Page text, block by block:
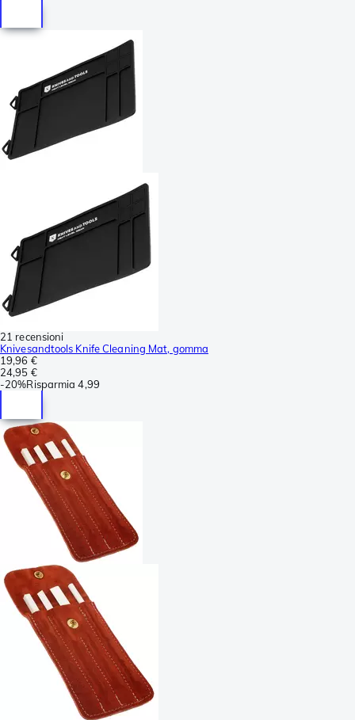
21 recensioni
Knivesandtools Knife Cleaning Mat, gomma
19,96 €
24,95 €
-20%Risparmia 4,99